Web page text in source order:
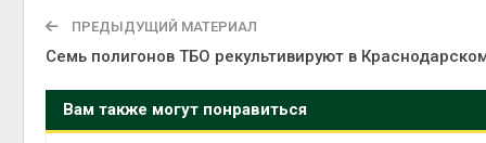
ПРЕДЫДУЩИЙ МАТЕРИАЛ
Семь полигонов ТБО рекультивируют в
Вам также могут понравиться